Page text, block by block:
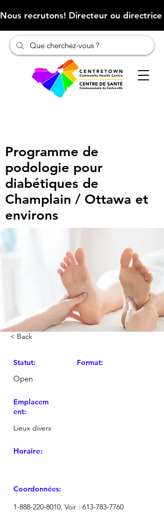
Nous recrutons! Directeur ou
Programme de
podologie pour
diabétiques de
Champlain / Ottawa et
environs
< Back
Statut: Format:
Open
Emplacem
ent:
Lieux divers
Horaire:
Coordonnées:
1-888-220-8010, Voir : 613-783-7760